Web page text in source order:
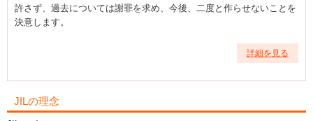
許さず、過去については謝罪を求め、今後、二度と作らせないことを
決意します。
詳細を見る
JILの理念